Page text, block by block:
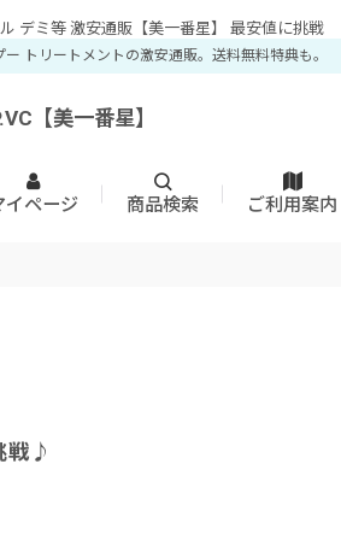
デミ等 激安通販【美一番星】 最安値に挑戦
トリートメントの激安通販。送料無料特典も。
【美一番星】
イページ 商品検索 ご利用案内
戦♪